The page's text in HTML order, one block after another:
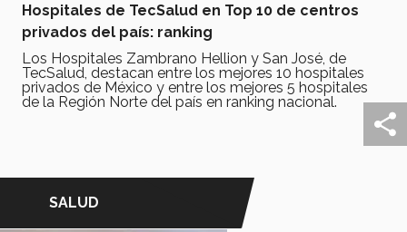
Hospitales de TecSalud en Top 10 de centros
privados del país: ranking
Los Hospitales Zambrano Hellion y San José, de
TecSalud, destacan entre los mejores 10 hospitales
privados de México y entre los mejores 5 hospitales
de la Región Norte del país en ranking nacional.
SALUD